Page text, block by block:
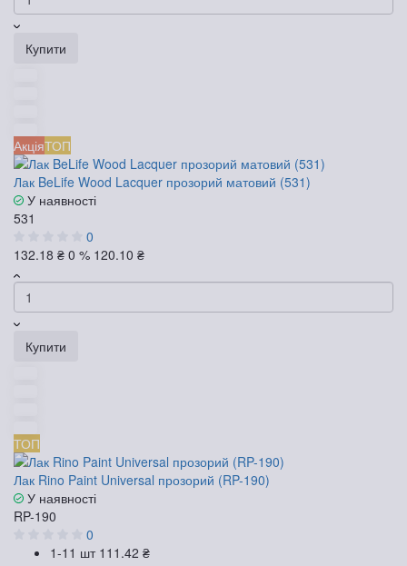
Купити
АкціяТОП
Лак BeLife Wood Lacquer прозорий матовий (531)
У наявності
531
0
132.18 ₴ 0 % 120.10 ₴
Купити
ТОП
Лак Rino Paint Universal прозорий (RP-190)
У наявності
RP-190
0
1-11 шт 111.42 ₴